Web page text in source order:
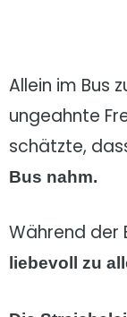
Allein im Bus
ungeahnte
schätzte,
Bus nahm.
Während der
liebevoll zu